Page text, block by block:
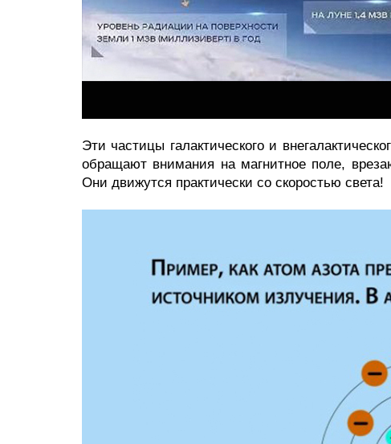
Эти частицы галактического и
обращают внимания на магнитное поле,
Они движутся практически со скоростью света!